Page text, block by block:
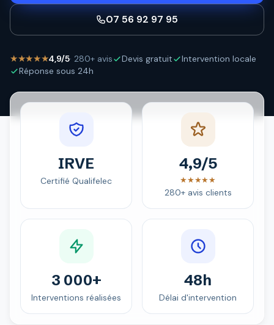
07 56 92 97 95
★★★★★4,9/5· 280+ avis Devis gratuit
Intervention locale
Réponse sous 24h
IRVE
Certifié Qualifelec
4,9/5
★★★★★
280+ avis clients
3 000+
Interventions réalisées
48h
Délai d'intervention